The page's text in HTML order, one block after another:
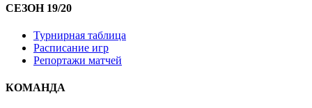
СЕЗОН 19/20
Турнирная таблица
Расписание игр
Репортажи матчей
КОМАНДА